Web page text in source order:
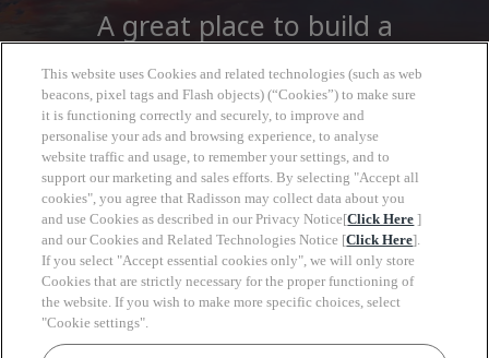
A great place to build a
career
At Radisson Hotel Group you will find more
than a job, open to a wide world of
opportunities to grow, look forward with
clarity and move at your own pace.
This website uses Cookies and related technologies (such as web
beacons, pixel tags and Flash objects) (“Cookies”) to make sure
it is functioning correctly and securely, to improve and
personalise your ads and browsing experience, to analyse
website traffic and usage, to remember your settings, and to
support our marketing and sales efforts. By selecting "Accept all
cookies", you agree that Radisson may collect data about you
and use Cookies as described in our Privacy Notice[Click Here ]
and our Cookies and Related Technologies Notice [Click Here].
If you select "Accept essential cookies only", we will only store
Cookies that are strictly necessary for the proper functioning of
the website. If you wish to make more specific choices, select
"Cookie settings".